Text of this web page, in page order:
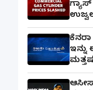
ಕೆನರಾ